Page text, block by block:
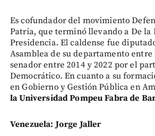
Es cofundador del movimiento
Patria, que terminó llevando a De la
Presidencia. El caldense fue
Asamblea de su departamento entre
senador entre 2014 y 2022 por el
Democrático. En cuanto a su
en Gobierno y Gestión Pública en
la Universidad Pompeu Fabra de
Venezuela: Jorge Jaller